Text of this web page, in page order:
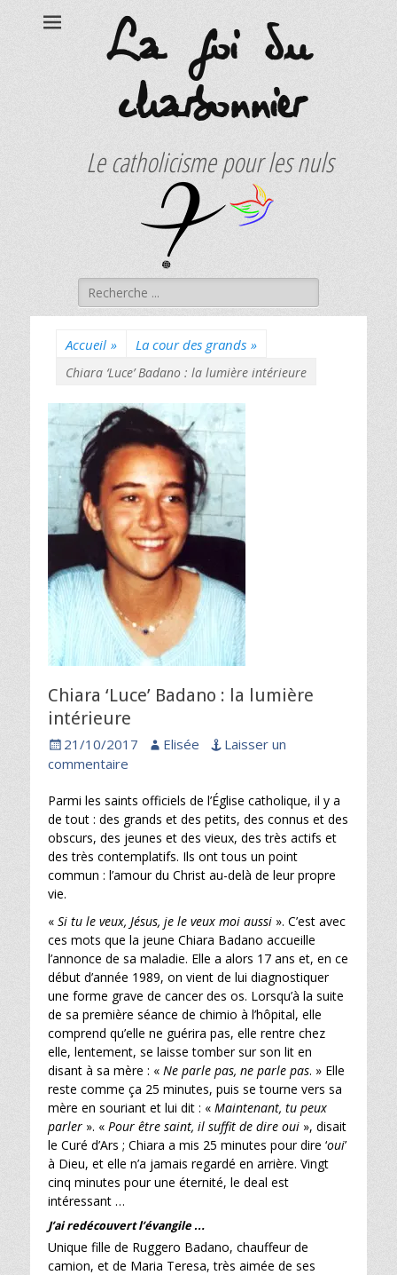
La foi du
charbonnier
Le catholicisme pour les nuls
Rechercher :
Accueil » La cour des grands »
Chiara ‘Luce’ Badano : la lumière intérieure
Chiara ‘Luce’ Badano : la lumière
intérieure
Posted21/10/2017 Author
Elisée
Laisser un
commentaire
Parmi les saints officiels de l’Église catholique, il y a
de tout : des grands et des petits, des connus et des
obscurs, des jeunes et des vieux, des très actifs et
des très contemplatifs. Ils ont tous un point
commun : l’amour du Christ au-delà de leur propre
vie.
« Si tu le veux, Jésus, je le veux moi aussi ». C’est avec
ces mots que la jeune Chiara Badano accueille
l’annonce de sa maladie. Elle a alors 17 ans et, en ce
début d’année 1989, on vient de lui diagnostiquer
une forme grave de cancer des os. Lorsqu’à la suite
de sa première séance de chimio à l’hôpital, elle
comprend qu’elle ne guérira pas, elle rentre chez
elle, lentement, se laisse tomber sur son lit en
disant à sa mère : « Ne parle pas, ne parle pas. » Elle
reste comme ça 25 minutes, puis se tourne vers sa
mère en souriant et lui dit : « Maintenant, tu peux
parler ». « Pour être saint, il suffit de dire oui », disait
le Curé d’Ars ; Chiara a mis 25 minutes pour dire ‘oui’
à Dieu, et elle n’a jamais regardé en arrière. Vingt
cinq minutes pour une éternité, le deal est
intéressant …
J’ai redécouvert l’évangile …
Unique fille de Ruggero Badano, chauffeur de
camion, et de Maria Teresa, très aimée de ses